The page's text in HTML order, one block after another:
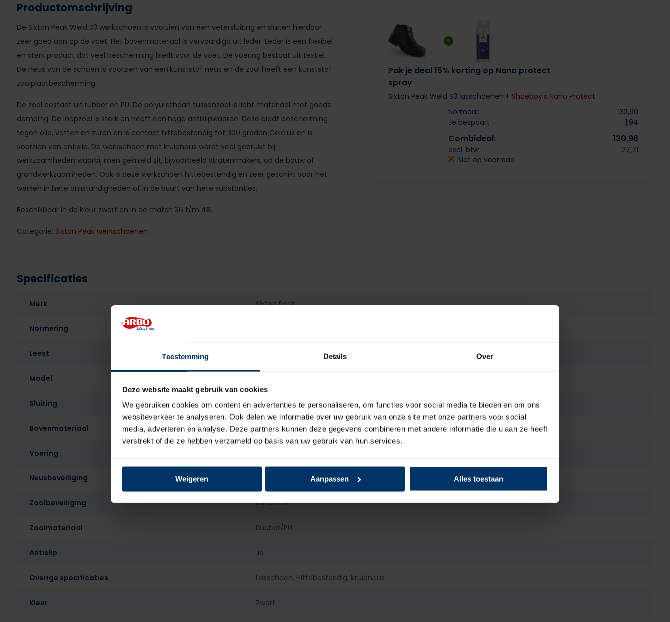
Toestemming Details Over
Deze website maakt gebruik van cookies
We gebruiken cookies om content en advertenties te personaliseren, om functies voor social media te bieden en om ons
websiteverkeer te analyseren. Ook delen we informatie over uw gebruik van onze site met onze partners voor social
media, adverteren en analyse. Deze partners kunnen deze gegevens combineren met andere informatie die u aan ze heeft
verstrekt of die ze hebben verzameld op basis van uw gebruik van hun services.
Weigeren Aanpassen Alles toestaan
Productomschrijving
De Sixton Peak Weld S3 werkschoen is voorzien van een vetersluiting en sluiten hierdoor
zeer goed aan op de voet. Het bovenmateriaal is vervaardigd uit leder. Leder is een flexibel
en sterk product dat veel bescherming biedt voor de voet. De voering bestaat uit textiel.
De neus van de schoen is voorzien van een kunststof neus en de zool heeft een kunststof
zoolplaatbescherming.
De zool bestaat uit rubber en PU. De polyurethaan tussenzool is licht materiaal met goede
demping. De loopzool is sterk en heeft een hoge antislipwaarde. Deze biedt bescherming
tegen olie, vetten en zuren en is contact hittebestendig tot 300 graden Celcius en is
voorzien van antislip. De werkschoen met kruipneus wordt veel gebruikt bij
werkzaamheden waarbij men geknield zit, bijvoorbeeld stratenmakers, op de bouw of
grondwerkzaamheden. Ook is deze werkschoen hittebestendig en zeer geschikt voor het
werken in hete omstandigheden of in de buurt van hete substanties.
Beschikbaar in de kleur zwart en in de maten 36 t/m 48.
Categorie: Sixton Peak werkschoenen
Pak je deal 15% korting op Nano protect
spray
Sixton Peak Weld S3 lasschoenen + Shoeboy's Nano Protect
Normaal:
132,90
Je bespaart
1,94
Combideal: 130,96
excl. btw
27,71
Niet op voorraad
Specificaties
Merk Sixton Peak
Normering
Leest
Model
Sluiting Veter, Klittenband
Bovenmateriaal Leder
Voering
Neusbeveiliging
Zoolbeveiliging Kunststof
Zoolmateriaal Rubber/PU
Antislip Ja
Overige specificaties Lasschoen, Hittebestendig, Kruipneus
Kleur Zwart